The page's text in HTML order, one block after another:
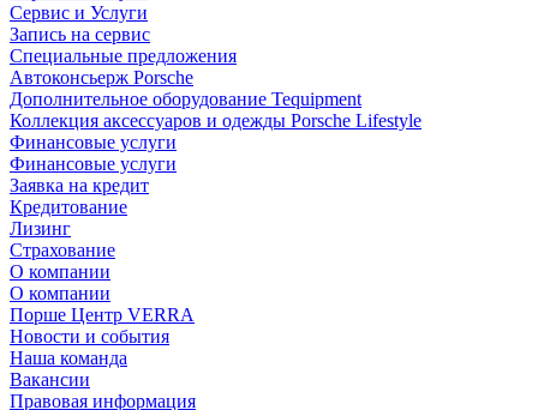
Сервис и Услуги
Запись на сервис
Специальные предложения
Автоконсьерж Porsche
Дополнительное оборудование Tequipment
Коллекция аксессуаров и одежды Porsche Lifestyle
Финансовые услуги
Финансовые услуги
Заявка на кредит
Кредитование
Лизинг
Страхование
О компании
О компании
Порше Центр VERRA
Новости и события
Наша команда
Вакансии
Правовая информация